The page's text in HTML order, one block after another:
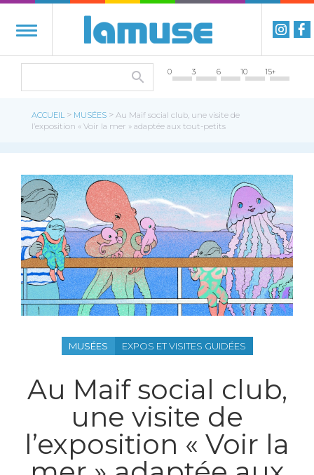
0 3 6 10 15+
ACCUEIL > MUSÉES > Au Maif social club, une visite de
l’exposition « Voir la mer » adaptée aux tout-petits
MUSÉES EXPOS ET VISITES GUIDÉES
Au Maif social club,
une visite de
l’exposition « Voir la